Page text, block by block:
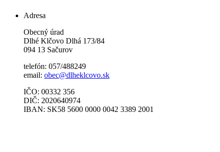
Adresa
Obecný úrad
Dlhé Klčovo Dlhá 173/84
094 13 Sačurov
telefón: 057/488249
email: obec@dlheklcovo.sk
IČO: 00332 356
DIČ: 2020640974
IBAN: SK58 5600 0000 0042 3389 2001